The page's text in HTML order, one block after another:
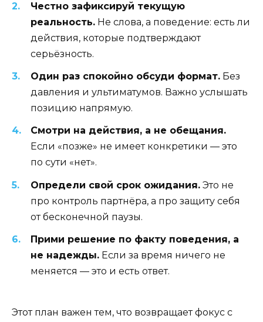
Честно зафиксируй текущую
реальность. Не слова, а поведение: есть ли
действия, которые подтверждают
серьёзность.
Один раз спокойно обсуди формат. Без
давления и ультиматумов. Важно услышать
позицию напрямую.
Смотри на действия, а не обещания.
Если «позже» не имеет конкретики — это
по сути «нет».
Определи свой срок ожидания. Это не
про контроль партнёра, а про защиту себя
от бесконечной паузы.
Прими решение по факту поведения, а
не надежды. Если за время ничего не
меняется — это и есть ответ.
Этот план важен тем, что возвращает фокус с